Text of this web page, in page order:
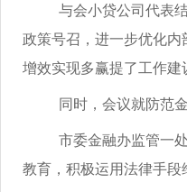
与会小贷公司代表结合
政策号召，进一步优化
增效实现多赢提了工作建
同时，会议就防范金
市委金融办监管一处
教育，积极运用法律手段